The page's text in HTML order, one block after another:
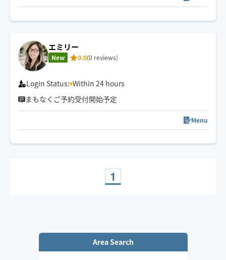
します
エミリー
New 0.0(0 reviews)
Login Status: Within 24 hours
まもなくご予約受付開始予定
Menu
1
Area Search